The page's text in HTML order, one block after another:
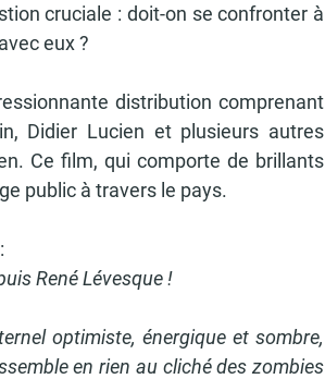
cruciale : doit-on se confronter à
eux ?
distribution comprenant
Didier Lucien et plusieurs autres
Ce film, qui comporte de brillants
public à travers le pays.
René Lévesque !
optimiste, énergique et sombre,
en rien au cliché des zombies